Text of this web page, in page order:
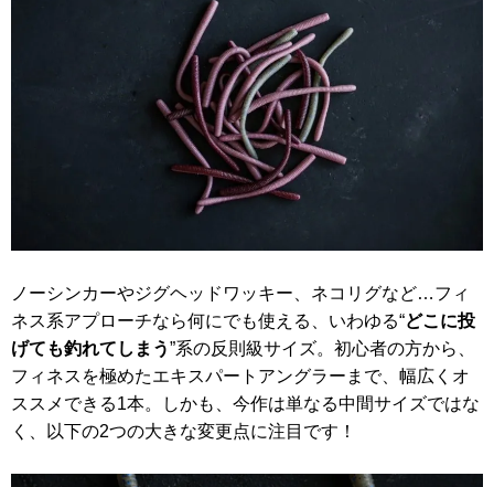
ノーシンカーやジグヘッドワッキー、ネコリグなど…フィ
ネス系アプローチなら何にでも使える、いわゆる“どこに投
げても釣れてしまう”系の反則級サイズ。初心者の方から、
フィネスを極めたエキスパートアングラーまで、幅広くオ
ススメできる1本。しかも、今作は単なる中間サイズではな
く、以下の2つの大きな変更点に注目です！